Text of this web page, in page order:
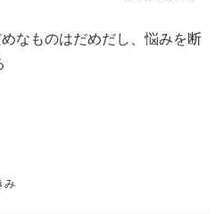
なものはだめだし、悩みを断
み